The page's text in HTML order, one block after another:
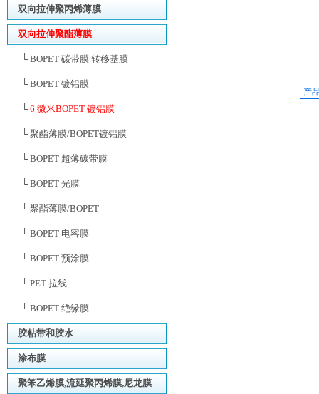
双向拉伸聚丙烯薄膜
双向拉伸聚酯薄膜
└ BOPET 碳带膜 转移基膜
└ BOPET 镀铝膜
└6 微米BOPET 镀铝膜
└ 聚酯薄膜/BOPET镀铝膜
└ BOPET 超薄碳带膜
└ BOPET 光膜
└ 聚酯薄膜/BOPET
└ BOPET 电容膜
└ BOPET 预涂膜
└ PET 拉线
└ BOPET 绝缘膜
胶粘带和胶水
涂布膜
聚笨乙烯膜,流延聚丙烯膜,尼龙膜
产